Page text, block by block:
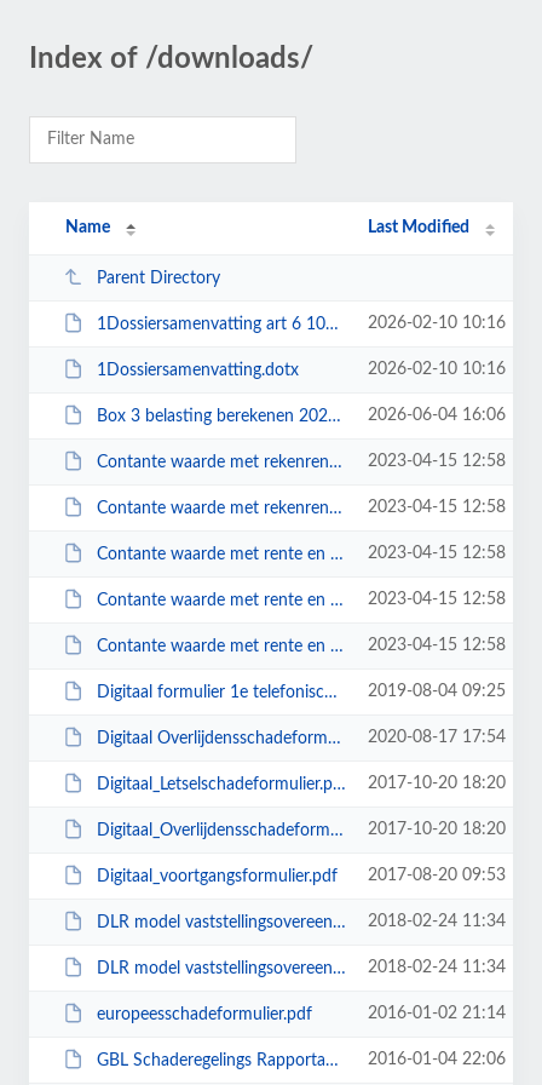
Index of /downloads/
Name Last Modified
Parent Directory
1Dossiersamenvatting art 6 108 BW.dotx 2026-02-10 10:16
1Dossiersamenvatting.dotx 2026-02-10 10:16
Box 3 belasting berekenen 2023 en 2024 en 2025 en 2026 vergeleken.xltx 2026-06-04 16:06
Contante waarde met rekenrente (percentage doorlopend berekend).xlsx 2023-04-15 12:58
Contante waarde met rekenrente (percentage vanaf kapitalisatiejaar berekend).... 2023-04-15 12:58
Contante waarde met rente en inflatie (percentages doorlopend berekend).xlsx 2023-04-15 12:58
Contante waarde met rente en inflatie (percentages vanaf kapitalisatiejaar be... 2023-04-15 12:58
Contante waarde met rente en inflatie (rente vanaf kapitalisatiejaar berekend... 2023-04-15 12:58
Digitaal formulier 1e telefonische intake bij overlijdensschades.pdf 2019-08-04 09:25
Digitaal Overlijdensschadeformulier 2019.pdf 2020-08-17 17:54
Digitaal_Letselschadeformulier.pdf 2017-10-20 18:20
Digitaal_Overlijdensschadeformulier.pdf 2017-10-20 18:20
Digitaal_voortgangsformulier.pdf 2017-08-20 09:53
DLR model vaststellingsovereenkomst met belastinggarantie in niet-WAM zaken.pdf 2018-02-24 11:34
DLR model vaststellingsovereenkomst met belastinggarantie in WAM zaken.pdf 2018-02-24 11:34
europeesschadeformulier.pdf 2016-01-02 21:14
GBL Schaderegelings Rapportage.docx 2016-01-04 22:06